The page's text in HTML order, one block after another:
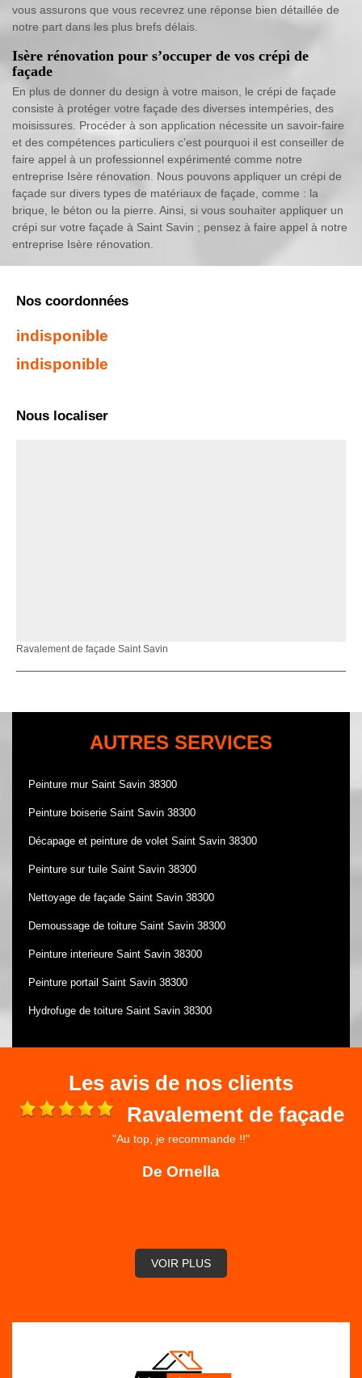
vous assurons que vous recevrez une réponse bien détaillée de
notre part dans les plus brefs délais.
Isère rénovation pour s’occuper de vos crépi de
façade
En plus de donner du design à votre maison, le crépi de façade
consiste à protéger votre façade des diverses intempéries, des
moisissures. Procéder à son application nécessite un savoir-faire
et des compétences particuliers c’est pourquoi il est conseiller de
faire appel à un professionnel expérimenté comme notre
entreprise Isère rénovation. Nous pouvons appliquer un crépi de
façade sur divers types de matériaux de façade, comme : la
brique, le béton ou la pierre. Ainsi, si vous souhaiter appliquer un
crépi sur votre façade à Saint Savin ; pensez à faire appel à notre
entreprise Isère rénovation.
Nos coordonnées
indisponible
indisponible
Nous localiser
Ravalement de façade Saint Savin
AUTRES SERVICES
Peinture mur Saint Savin 38300
Peinture boiserie Saint Savin 38300
Décapage et peinture de volet Saint Savin 38300
Peinture sur tuile Saint Savin 38300
Nettoyage de façade Saint Savin 38300
Demoussage de toiture Saint Savin 38300
Peinture interieure Saint Savin 38300
Peinture portail Saint Savin 38300
Hydrofuge de toiture Saint Savin 38300
Les avis de nos clients
Ravalement de façade
"Au top, je recommande !!"
De Ornella
VOIR PLUS